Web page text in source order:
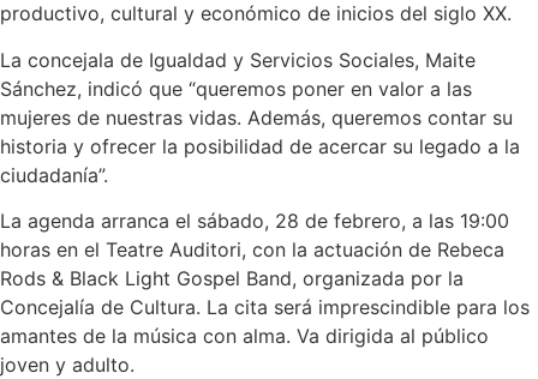
productivo, cultural y económico de inicios del siglo XX.
La concejala de Igualdad y Servicios Sociales, Maite
Sánchez, indicó que “queremos poner en valor a las
mujeres de nuestras vidas. Además, queremos contar su
historia y ofrecer la posibilidad de acercar su legado a la
ciudadanía”.
La agenda arranca el sábado, 28 de febrero, a las 19:00
horas en el Teatre Auditori, con la actuación de Rebeca
Rods & Black Light Gospel Band, organizada por la
Concejalía de Cultura. La cita será imprescindible para los
amantes de la música con alma. Va dirigida al público
joven y adulto.